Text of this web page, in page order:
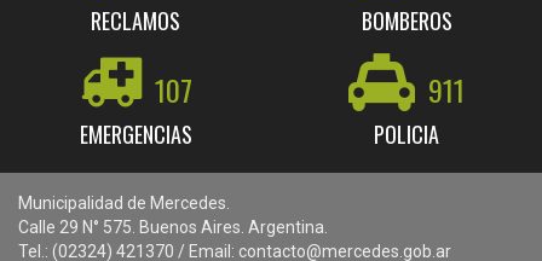
RECLAMOS BOMBEROS
107
EMERGENCIAS
911
POLICIA
Municipalidad de Mercedes.
Calle 29 N° 575. Buenos Aires. Argentina.
Tel.: (02324) 421370 / Email: contacto@mercedes.gob.ar